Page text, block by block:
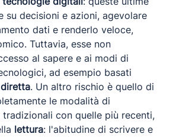
su decisioni e azioni, agevolare
dati e renderlo veloce,
Tuttavia, esse non
al sapere e ai modi di
ad esempio basati
. Un altro rischio è quello di
le modalità di
tradizionali con quelle più recenti,
lettura: l'abitudine di scrivere e